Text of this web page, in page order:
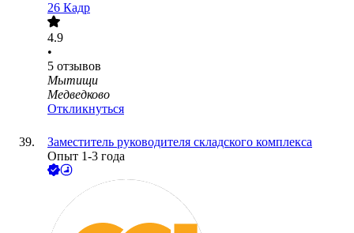
26 Кадр
4.9
•
5 отзывов
Мытищи
Медведково
Откликнуться
Заместитель руководителя складского комплекса
Опыт 1-3 года